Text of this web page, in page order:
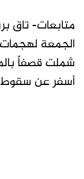
متابعات- تاق
الجمعة
شملت قصفاً
أسفر عن سقوط